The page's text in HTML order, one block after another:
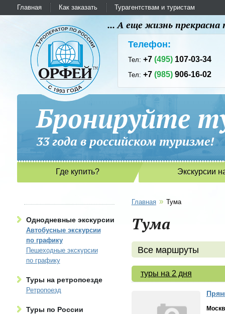
Главная Как заказать Турагентствам и туристам
... А еще жизнь
Телефон:
Тел:+7(495) 107-03-34
Тел:+7(985) 906-16-02
Бронируйте
33 года в российском
Где купить? Экскурсии
Однодневные экскурсии
Автобусные экскурсии
по графику
Пешеходные экскурсии
по графику
Туры на ретропоезде
Ретропоезд
Туры по России
Главная » Тума
Тума
Все маршруты
туры на 2 дня